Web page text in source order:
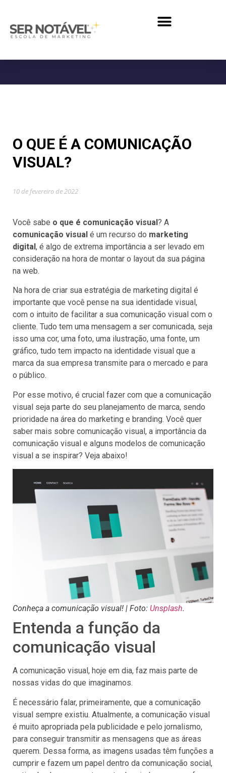
O QUE É A COMUNICAÇÃO
VISUAL?
10 de fevereiro de 2022
Você sabe o que é comunicação visual? A
comunicação visual é um recurso do marketing
digital, é algo de extrema importância a ser levado em
consideração na hora de montar o layout da sua página
na web.
Na hora de criar sua estratégia de marketing digital é
importante que você pense na sua identidade visual,
com o intuito de facilitar a sua comunicação visual com o
cliente. Tudo tem uma mensagem a ser comunicada, seja
isso uma cor, uma foto, uma ilustração, uma fonte, um
gráfico, tudo tem impacto na identidade visual que a
marca da sua empresa transmite para o mercado e para
o público.
Por esse motivo, é crucial fazer com que a comunicação
visual seja parte do seu planejamento de marca, sendo
prioridade na área do marketing e branding. Você quer
saber mais sobre comunicação visual, a importância da
comunicação visual e alguns modelos de comunicação
visual a se inspirar? Veja abaixo!
Conheça a comunicação visual! | Foto: Unsplash.
Entenda a função da
comunicação visual
A comunicação visual, hoje em dia, faz mais parte de
nossas vidas do que imaginamos.
É necessário falar, primeiramente, que a comunicação
visual sempre existiu. Atualmente, a comunicação visual
é muito apropriada pela publicidade e pelo jornalismo,
para conseguir transmitir as mensagens que as áreas
querem. Dessa forma, as imagens usadas têm funções a
cumprir e fazem um papel dentro da comunicação social,